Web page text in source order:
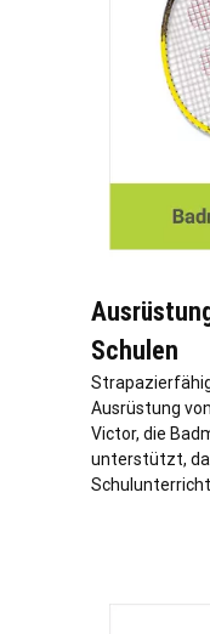
Schulen
Ausrüstung
Victor, die
unterstützt,